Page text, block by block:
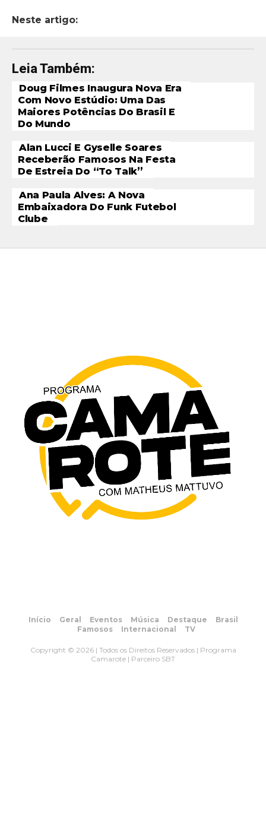
Neste artigo:
Leia Também:
Doug Filmes Inaugura Nova Era
Com Novo Estúdio: Uma Das
Maiores Potências Do Brasil E
Do Mundo
Alan Lucci E Gyselle Soares
Receberão Famosos Na Festa
De Estreia Do “To Talk”
Ana Paula Alves: A Nova
Embaixadora Do Funk Futebol
Clube
Início Geral Eventos Música Destaque
Brasil
Famosos
Internacional TV
Copyright © 2026 | Todos os Direitos Reservados | Programa
Camarote | Parceiro SBT